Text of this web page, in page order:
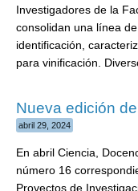
Investigadores de la
consolidan una línea
identificación,
para vinificación.
Nueva edición
abril 29, 2024
En abril Ciencia,
número 16
Proyectos de